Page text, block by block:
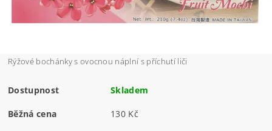
Rýžové bochánky s ovocnou náplní s příchutí liči
Dostupnost Skladem
Běžná cena 130 Kč